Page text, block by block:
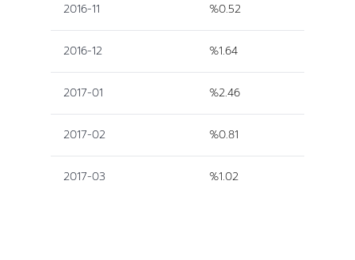
2016-11 %0.52
2016-12 %1.64
2017-01 %2.46
2017-02 %0.81
2017-03 %1.02